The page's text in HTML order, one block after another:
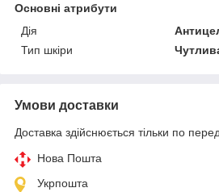
Основні атрибути
Дія
Тип шкіри
Умови доставки
Доставка здійснюється тільки по
Нова Пошта
Укрпошта